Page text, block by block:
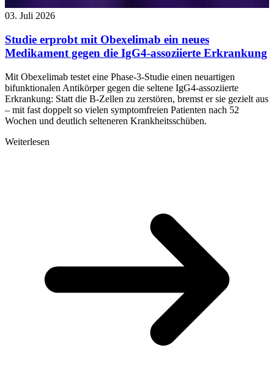
03. Juli 2026
Studie erprobt mit Obexelimab ein neues
Medikament gegen die IgG4-assoziierte Erkrankung
Mit Obexelimab testet eine Phase-3-Studie einen neuartigen
bifunktionalen Antikörper gegen die seltene IgG4-assoziierte
Erkrankung: Statt die B-Zellen zu zerstören, bremst er sie gezielt aus
– mit fast doppelt so vielen symptomfreien Patienten nach 52
Wochen und deutlich selteneren Krankheitsschüben.
Weiterlesen